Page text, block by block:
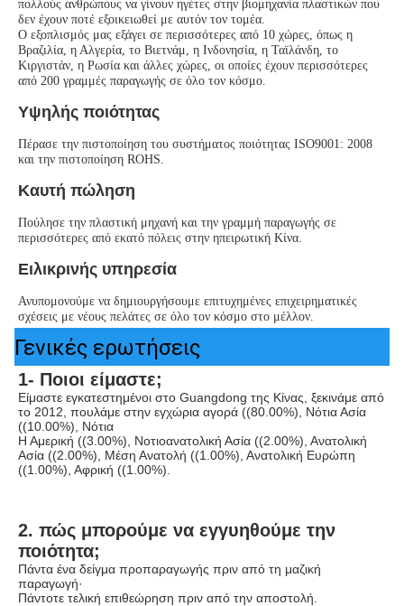
πολλούς ανθρώπους να γίνουν ηγέτες στην βιομηχανία πλαστικών που
δεν έχουν ποτέ εξοικειωθεί με αυτόν τον τομέα.
Ο εξοπλισμός μας εξάγει σε περισσότερες από 10 χώρες, όπως η
Βραζιλία, η Αλγερία, το Βιετνάμ, η Ινδονησία, η Ταϊλάνδη, το
Κιργιστάν, η Ρωσία και άλλες χώρες, οι οποίες έχουν περισσότερες
από 200 γραμμές παραγωγής σε όλο τον κόσμο.
Υψηλής ποιότητας
Πέρασε την πιστοποίηση του συστήματος ποιότητας ISO9001: 2008
και την πιστοποίηση ROHS.
Καυτή πώληση
Πούλησε την πλαστική μηχανή και την γραμμή παραγωγής σε
περισσότερες από εκατό πόλεις στην ηπειρωτική Κίνα.
Ειλικρινής υπηρεσία
Ανυπομονούμε να δημιουργήσουμε επιτυχημένες επιχειρηματικές
σχέσεις με νέους πελάτες σε όλο τον κόσμο στο μέλλον.
Γενικές ερωτήσεις
1- Ποιοι είμαστε;
Είμαστε εγκατεστημένοι στο Guangdong της Κίνας, ξεκινάμε από
το 2012, πουλάμε στην εγχώρια αγορά ((80.00%), Νότια Ασία
((10.00%), Νότια
Η Αμερική ((3.00%), Νοτιοανατολική Ασία ((2.00%), Ανατολική
Ασία ((2.00%), Μέση Ανατολή ((1.00%), Ανατολική Ευρώπη
((1.00%), Αφρική ((1.00%).
2. πώς μπορούμε να εγγυηθούμε την
ποιότητα;
Πάντα ένα δείγμα προπαραγωγής πριν από τη μαζική
παραγωγή·
Πάντοτε τελική επιθεώρηση πριν από την αποστολή.